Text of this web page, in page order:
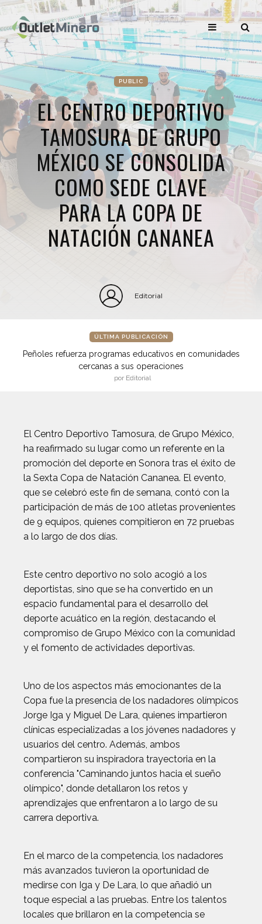
PUBLIC
EL CENTRO DEPORTIVO
TAMOSURA DE GRUPO
MÉXICO SE CONSOLIDA
COMO SEDE CLAVE
PARA LA COPA DE
NATACIÓN CANANEA
Editorial
ÚLTIMA PUBLICACIÓN
Peñoles refuerza programas educativos en comunidades
cercanas a sus operaciones
por Editorial
El Centro Deportivo Tamosura, de Grupo México,
ha reafirmado su lugar como un referente en la
promoción del deporte en Sonora tras el éxito de
la Sexta Copa de Natación Cananea. El evento,
que se celebró este fin de semana, contó con la
participación de más de 100 atletas provenientes
de 9 equipos, quienes compitieron en 72 pruebas
a lo largo de dos días.
Este centro deportivo no solo acogió a los
deportistas, sino que se ha convertido en un
espacio fundamental para el desarrollo del
deporte acuático en la región, destacando el
compromiso de Grupo México con la comunidad
y el fomento de actividades deportivas.
Uno de los aspectos más emocionantes de la
Copa fue la presencia de los nadadores olímpicos
Jorge Iga y Miguel De Lara, quienes impartieron
clínicas especializadas a los jóvenes nadadores y
usuarios del centro. Además, ambos
compartieron su inspiradora trayectoria en la
conferencia "Caminando juntos hacia el sueño
olímpico", donde detallaron los retos y
aprendizajes que enfrentaron a lo largo de su
carrera deportiva.
En el marco de la competencia, los nadadores
más avanzados tuvieron la oportunidad de
medirse con Iga y De Lara, lo que añadió un
toque especial a las pruebas. Entre los talentos
locales que brillaron en la competencia se